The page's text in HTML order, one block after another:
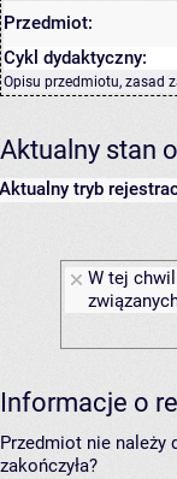
Przedmiot:
Cykl dydaktyczny:
Opisu przedmiotu, zasad
Aktualny stan
Aktualny tryb
W tej
Informacje o
Przedmiot nie należy
zakończyła?